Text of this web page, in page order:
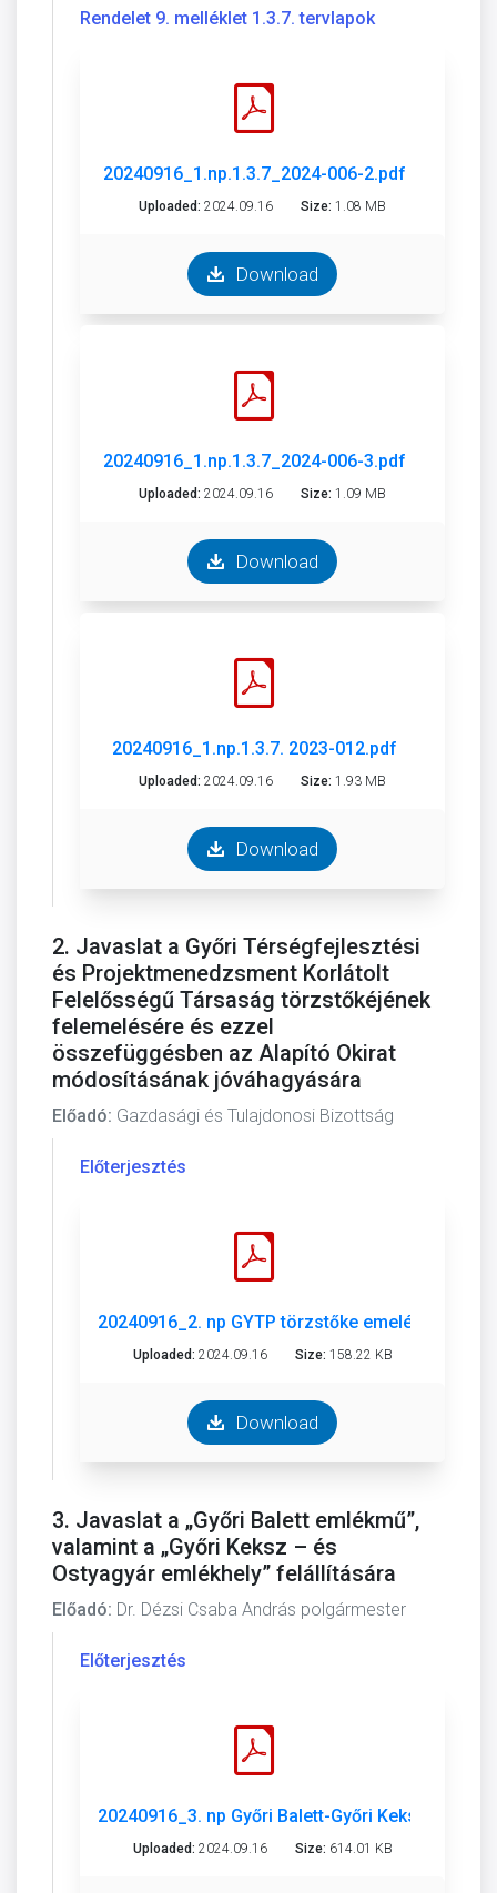
Rendelet 9. melléklet 1.3.7. tervlapok
20240916_1.np.1.3.7_2024-006-2.pdf
Uploaded: 2024.09.16 Size: 1.08 MB
Download
20240916_1.np.1.3.7_2024-006-3.pdf
Uploaded: 2024.09.16 Size: 1.09 MB
Download
20240916_1.np.1.3.7. 2023-012.pdf
Uploaded: 2024.09.16 Size: 1.93 MB
Download
2. Javaslat a Győri Térségfejlesztési
és Projektmenedzsment Korlátolt
Felelősségű Társaság törzstőkéjének
felemelésére és ezzel
összefüggésben az Alapító Okirat
módosításának jóváhagyására
Előadó: Gazdasági és Tulajdonosi Bizottság
Előterjesztés
20240916_2. np GYTP törzstőke emelés-Alapító
Uploaded: 2024.09.16 Size: 158.22 KB
Download
3. Javaslat a „Győri Balett emlékmű”,
valamint a „Győri Keksz – és
Ostyagyár emlékhely” felállítására
Előadó: Dr. Dézsi Csaba András polgármester
Előterjesztés
20240916_3. np Győri Balett-Győri Keksz
Uploaded: 2024.09.16 Size: 614.01 KB